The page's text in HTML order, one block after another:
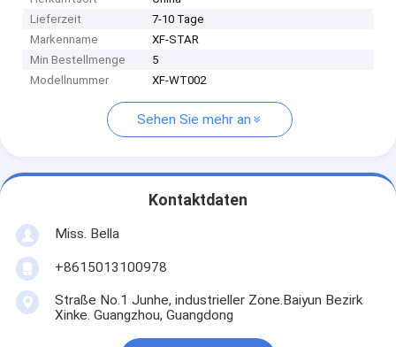
Lieferzeit
7-10 Tage
Markenname
XF-STAR
Min Bestellmenge
5
Modellnummer
XF-WT002
Sehen Sie mehr an
Kontaktdaten
Miss. Bella
+8615013100978
Straße No.1 Junhe, industrieller Zone.Baiyun Bezirk
Xinke. Guangzhou, Guangdong